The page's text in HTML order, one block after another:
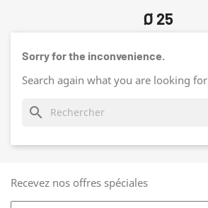
Ø 25
Sorry for the inconvenience.
Search again what you are looking for
search
Recevez nos offres spéciales